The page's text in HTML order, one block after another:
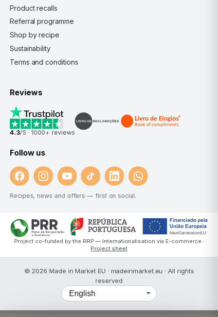
Product recalls
Referral programme
Shop by recipe
Sustainability
Terms and conditions
Reviews
4.3/5 ·1000+ reviews
Follow us
Recipes, news and offers — first on social.
Project co-funded by the RRP — Internationalisation via E-commerce ·
Project sheet
© 2026 Made in Market EU · madeinmarket.eu · All rights
reserved